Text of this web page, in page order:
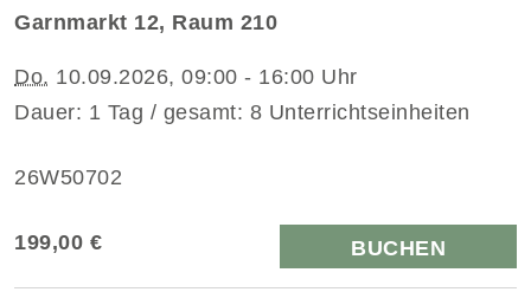
Garnmarkt 12, Raum 210
Do. 10.09.2026, 09:00 - 16:00 Uhr
Dauer: 1 Tag / gesamt: 8 Unterrichtseinheiten
26W50702
199,00 € BUCHEN